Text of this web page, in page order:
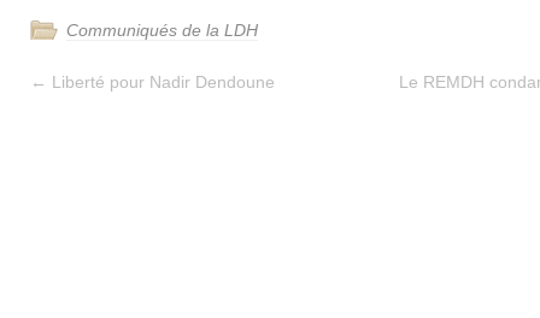
Communiqués de la LDH
← Liberté pour Nadir Dendoune Le REMDH